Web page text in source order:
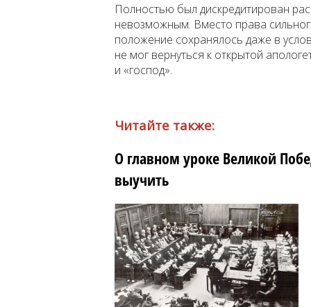
Полностью был дискредитирован
невозможным. Вместо права
положение сохранялось даже в
не мог вернуться к открытой
и «господ».
Читайте также:
О главном уроке Великой
выучить